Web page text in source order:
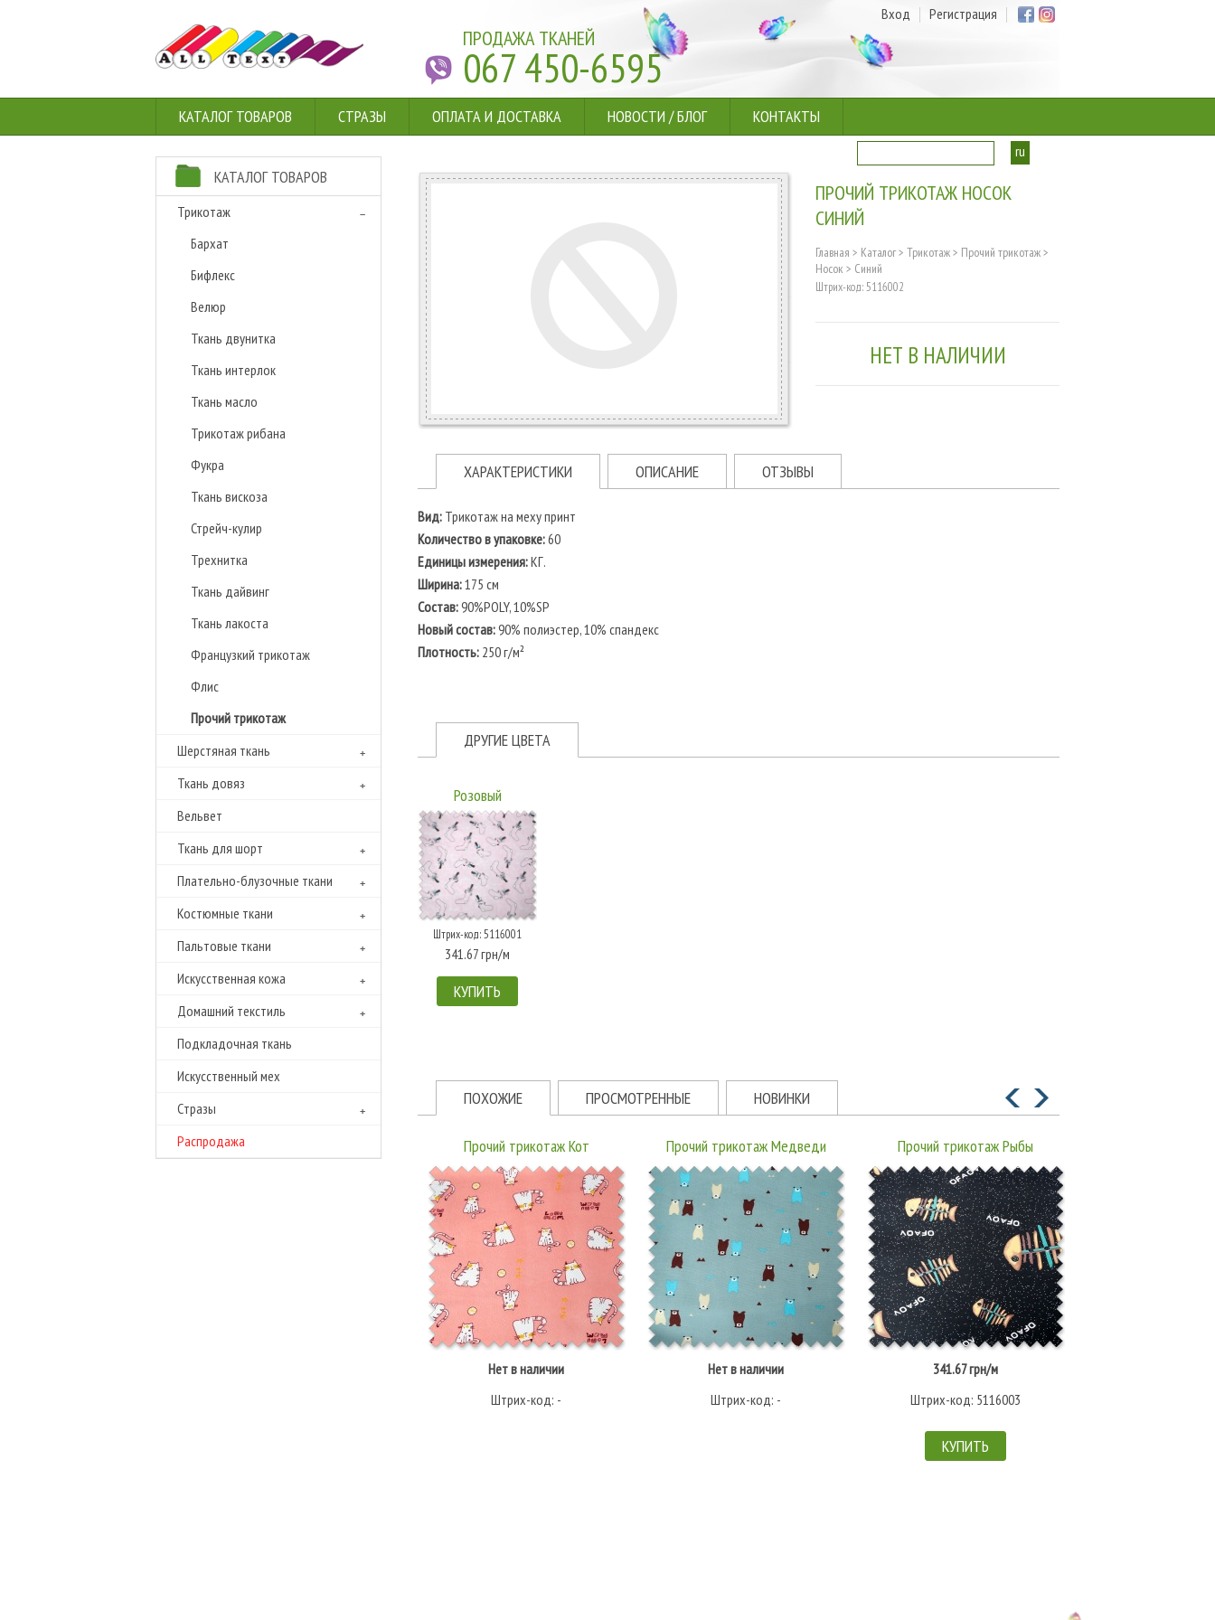
ПРОДАЖА ТКАНЕЙ
067 450-6595
Вход Регистрация
КАТАЛОГ ТОВАРОВ СТРАЗЫ ОПЛАТА И ДОСТАВКА НОВОСТИ /БЛОГ КОНТАКТЫ
ru
КАТАЛОГ ТОВАРОВ
Трикотаж
Бархат
Бифлекс
Велюр
Ткань двунитка
Ткань интерлок
Ткань масло
Трикотаж рибана
Фукра
Ткань вискоза
Стрейч-кулир
Трехнитка
Ткань дайвинг
Ткань лакоста
Французкий трикотаж
Флиc
Прочий трикотаж
Шерстяная ткань
Ткань довяз
Вельвет
Ткань для шорт
Плательно-блузочные ткани
Костюмные ткани
Пальтовые ткани
Искусственная кожа
Домашний текстиль
Подкладочная ткань
Искусственный мех
Cтразы
Распродажа
ПРОЧИЙ ТРИКОТАЖ НОСОК
СИНИЙ
Главная > Каталог> Трикотаж> Прочий трикотаж>
Носок > Синий
Штрих-код: 5116002
НЕТ В НАЛИЧИИ
ХАРАКТЕРИСТИКИ ОПИСАНИЕ ОТЗЫВЫ
Вид: Трикотаж на меху принт
Количество в упаковке:60
Единицы измерения:КГ.
Ширина:175 см
Состав:90%POLY, 10%SP
Новый состав:90% полиэстер, 10% спандекс
Плотность: 250 г/м²
ДРУГИЕ ЦВЕТА
Розовый
Штрих-код: 5116001
341.67 грн/м
КУПИТЬ
ПОХОЖИЕ ПРОСМОТРЕННЫЕ НОВИНКИ
Прочий трикотаж Кот
Нет в наличии
Штрих-код: -
Прочий трикотаж Медведи
Нет в наличии
Штрих-код: -
Прочий трикотаж Рыбы
341.67 грн/м
Штрих-код: 5116003
КУПИТЬ